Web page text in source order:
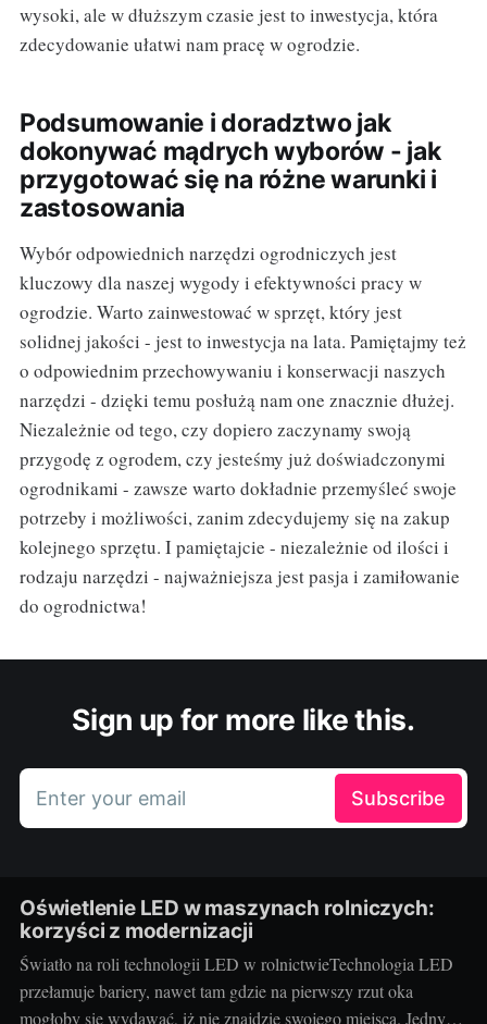
wysoki, ale w dłuższym czasie jest to inwestycja, która
zdecydowanie ułatwi nam pracę w ogrodzie.
Podsumowanie i doradztwo jak
dokonywać mądrych wyborów - jak
przygotować się na różne warunki i
zastosowania
Wybór odpowiednich narzędzi ogrodniczych jest
kluczowy dla naszej wygody i efektywności pracy w
ogrodzie. Warto zainwestować w sprzęt, który jest
solidnej jakości - jest to inwestycja na lata. Pamiętajmy też
o odpowiednim przechowywaniu i konserwacji naszych
narzędzi - dzięki temu posłużą nam one znacznie dłużej.
Niezależnie od tego, czy dopiero zaczynamy swoją
przygodę z ogrodem, czy jesteśmy już doświadczonymi
ogrodnikami - zawsze warto dokładnie przemyśleć swoje
potrzeby i możliwości, zanim zdecydujemy się na zakup
kolejnego sprzętu. I pamiętajcie - niezależnie od ilości i
rodzaju narzędzi - najważniejsza jest pasja i zamiłowanie
do ogrodnictwa!
Sign up for more like this.
Enter your email Subscribe
Oświetlenie LED w maszynach rolniczych:
korzyści z modernizacji
Światło na roli technologii LED w rolnictwieTechnologia LED
przełamuje bariery, nawet tam gdzie na pierwszy rzut oka
mogłoby się wydawać, iż nie znajdzie swojego miejsca. Jednym